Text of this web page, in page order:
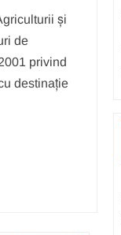
și
de
privind
destinație